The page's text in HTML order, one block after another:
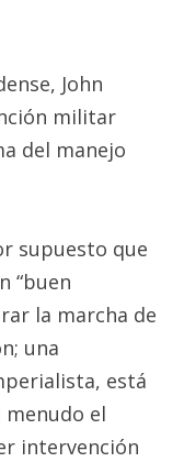
John
militar
del manejo
supuesto que
“buen
la marcha de
una
está
menudo el
intervención